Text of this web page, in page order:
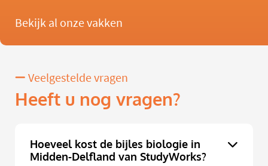
Bekijk al onze vakken
Veelgestelde vragen
Heeft u nog vragen?
Hoeveel kost de bijles biologie in
Midden-Delfland van StudyWorks?